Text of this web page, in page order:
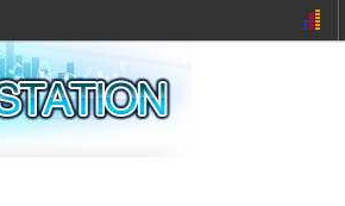
ข่าวสั้น
หนังใหม่
หมากรุกไทย